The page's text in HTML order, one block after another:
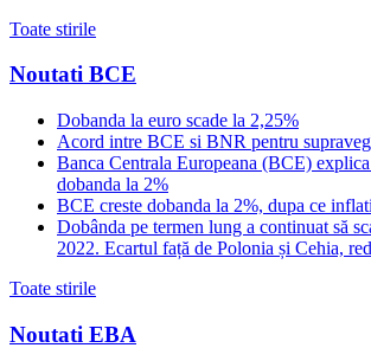
Toate stirile
Noutati BCE
Dobanda la euro scade la 2,25%
Acord intre BCE si BNR pentru
Banca Centrala Europeana (BCE)
dobanda la 2%
BCE creste dobanda la 2%, dupa ce
Dobânda pe termen lung a continuat să
2022. Ecartul față de Polonia și Cehia,
Toate stirile
Noutati EBA